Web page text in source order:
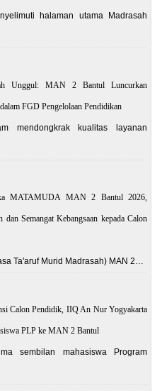
halaman utama Madrasah
Unggul: MAN 2 Bantul Luncurkan
FGD Pengelolaan Pendidikan
mendongkrak kualitas layanan
MATAMUDA MAN 2 Bantul 2026,
dan Semangat Kebangsaan kepada Calon
Ta'aruf Murid Madrasah) MAN 2…
Calon Pendidik, IIQ An Nur Yogyakarta
PLP ke MAN 2 Bantul
sembilan mahasiswa Program